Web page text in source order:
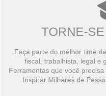
TORNE-
Faça parte do melhor time
fiscal, trabalhista, legal e
Ferramentas que você
Inspirar Milhares de